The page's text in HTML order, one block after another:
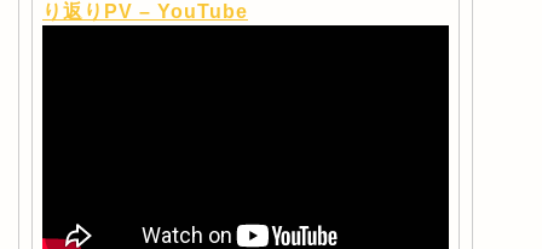
り返りPV – YouTube